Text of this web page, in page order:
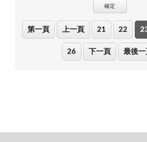
確定
第一頁 上一頁 21 22
26 下一頁 最後一